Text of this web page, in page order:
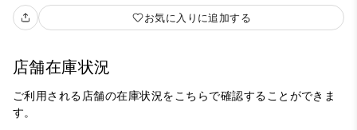
お気に入りに追加する
店舗在庫状況
ご利用される店舗の在庫状況をこちらで確認することができま
す。